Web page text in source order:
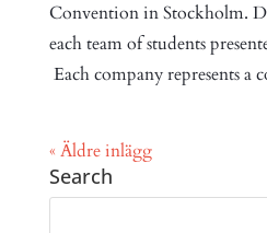
Convention in Stockholm.
each team of students
Each company represents a
« Äldre inlägg
Search